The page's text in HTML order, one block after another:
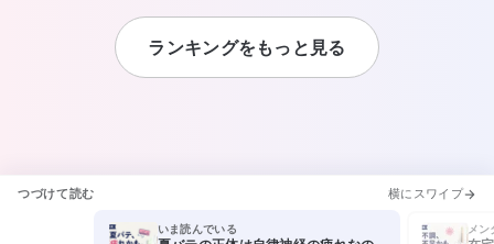
ランキングをもっと見る
つづけて読む 横にスワイプ
いま読んでいる メン